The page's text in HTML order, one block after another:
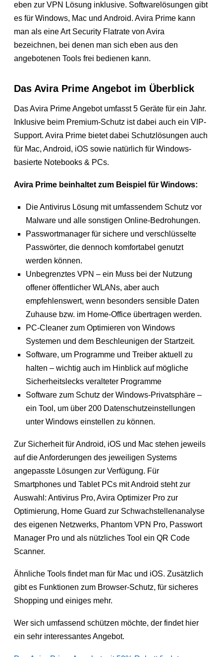
eben zur VPN Lösung inklusive. Softwarelösungen gibt
es für Windows, Mac und Android. Avira Prime kann
man als eine Art Security Flatrate von Avira
bezeichnen, bei denen man sich eben aus den
angebotenen Tools frei bedienen kann.
Das Avira Prime Angebot im Überblick
Das Avira Prime Angebot umfasst 5 Geräte für ein Jahr.
Inklusive beim Premium-Schutz ist dabei auch ein VIP-
Support. Avira Prime bietet dabei Schutzlösungen auch
für Mac, Android, iOS sowie natürlich für Windows-
basierte Notebooks & PCs.
Avira Prime beinhaltet zum Beispiel für Windows:
Die Antivirus Lösung mit umfassendem Schutz vor
Malware und alle sonstigen Online-Bedrohungen.
Passwortmanager für sichere und verschlüsselte
Passwörter, die dennoch komfortabel genutzt
werden können.
Unbegrenztes VPN – ein Muss bei der Nutzung
offener öffentlicher WLANs, aber auch
empfehlenswert, wenn besonders sensible Daten
Zuhause bzw. im Home-Office übertragen werden.
PC-Cleaner zum Optimieren von Windows
Systemen und dem Beschleunigen der Startzeit.
Software, um Programme und Treiber aktuell zu
halten – wichtig auch im Hinblick auf mögliche
Sicherheitslecks veralteter Programme
Software zum Schutz der Windows-Privatsphäre –
ein Tool, um über 200 Datenschutzeinstellungen
unter Windows einstellen zu können.
Zur Sicherheit für Android, iOS und Mac stehen jeweils
auf die Anforderungen des jeweiligen Systems
angepasste Lösungen zur Verfügung. Für
Smartphones und Tablet PCs mit Android steht zur
Auswahl: Antivirus Pro, Avira Optimizer Pro zur
Optimierung, Home Guard zur Schwachstellenanalyse
des eigenen Netzwerks, Phantom VPN Pro, Passwort
Manager Pro und als nützliches Tool ein QR Code
Scanner.
Ähnliche Tools findet man für Mac und iOS. Zusätzlich
gibt es Funktionen zum Browser-Schutz, für sicheres
Shopping und einiges mehr.
Wer sich umfassend schützen möchte, der findet hier
ein sehr interessantes Angebot.